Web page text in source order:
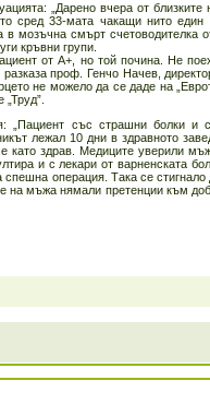
„Дарено вчера от
сред 33-мата чакащи нито един
мозъчна смърт счетоводителка
кръвни групи.
от А+, но той почина. Не
проф. Генчо Начев,
не можело да се даде на
„Пациент със страшни болки и
лежал 10 дни в здравното
като здрав. Медиците уверили
и с лекари от варненската
операция. Така се
на мъжа нямали претенции към